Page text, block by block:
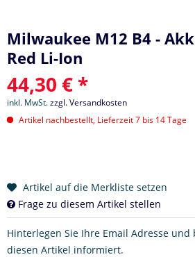
Milwaukee M12 B4 -
Red Li-Ion
44,30 € *
inkl. MwSt.zzgl. Versandkosten
Artikel nachbestellt, Lieferzeit 7 bis 14 Tage
Artikel auf die Merkliste setzen
Frage zu diesem Artikel stellen
Hinterlegen Sie Ihre Email Adresse
diesen Artikel informiert.